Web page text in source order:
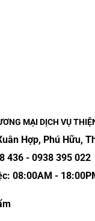
MẠI DỊCH VỤ
Hợp, Phú Hữu,
436 - 0938 395 022
08:00AM -